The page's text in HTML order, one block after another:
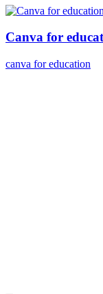
Canva for
canva for education